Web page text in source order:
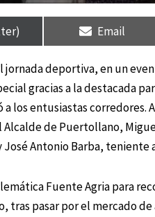
Compartir
en
Email
deportiva, en un
gracias a la destacada
los entusiastas corredores.
de Puertollano,
Antonio Barba, teniente
Fuente Agria para
tras pasar por el mercado
Compartir
en